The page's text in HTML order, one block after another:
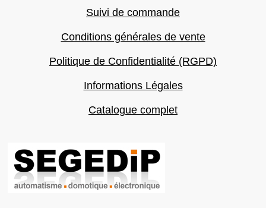
Suivi de commande
Conditions générales de vente
Politique de Confidentialité (RGPD)
Informations Légales
Catalogue complet